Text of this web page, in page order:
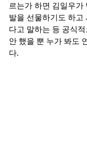
르는가 하면 김일우가
발을 선물하기도 하고
다고 말하는 등 공식
안 했을 뿐 누가 봐도
다.